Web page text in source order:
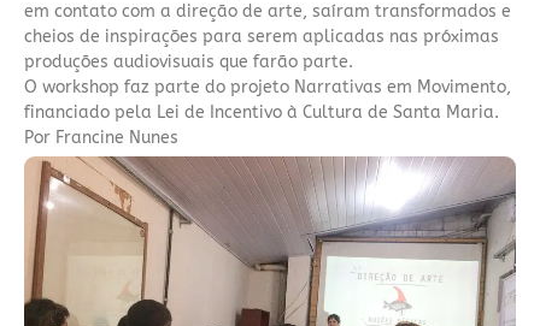
em contato com a direção de arte, saíram transformados e
cheios de inspirações para serem aplicadas nas próximas
produções audiovisuais que farão parte.
O workshop faz parte do projeto Narrativas em Movimento,
financiado pela Lei de Incentivo à Cultura de Santa Maria.
Por Francine Nunes